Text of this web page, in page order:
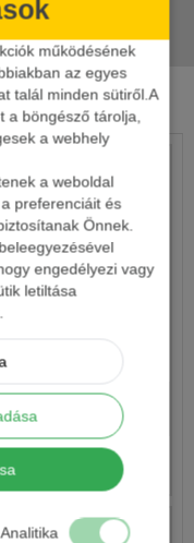
működésének
az egyes
talál minden sütiről.A
a böngésző tárolja,
a webhely
a weboldal
preferenciáit és
Önnek.
engedélyezi vagy
letiltása
Analitika
8 DB/CSOMAG
ÍRÁSOK